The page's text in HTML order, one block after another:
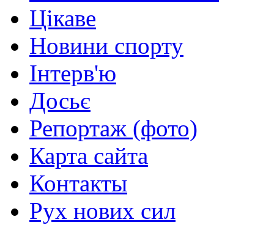
Цікаве
Новини спорту
Інтерв'ю
Досьє
Репортаж (фото)
Карта сайта
Контакты
Рух нових сил